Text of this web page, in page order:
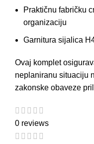
Praktičnu fabričku
organizaciju
Garnitura sijalica
Ovaj komplet
neplaniranu situaciju
zakonske obaveze
0 reviews